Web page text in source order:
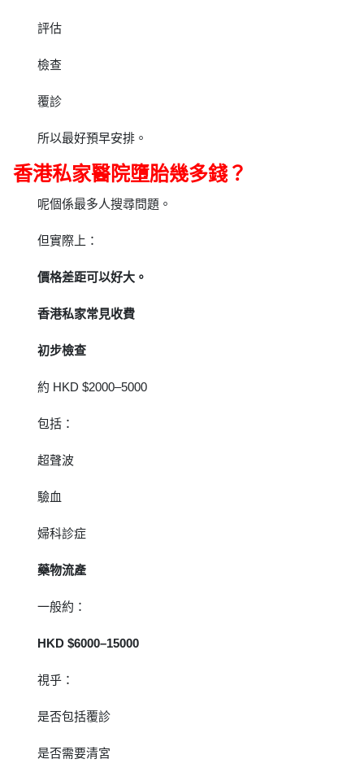
評估
檢查
覆診
所以最好預早安排。
香港私家醫院墮胎幾多錢？
呢個係最多人搜尋問題。
但實際上：
價格差距可以好大。
香港私家常見收費
初步檢查
約 HKD $2000–5000
包括：
超聲波
驗血
婦科診症
藥物流產
一般約：
HKD $6000–15000
視乎：
是否包括覆診
是否需要清宮